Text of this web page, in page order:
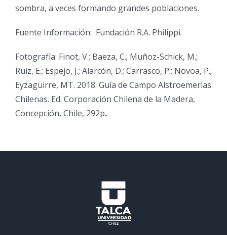
sombra, a veces formando grandes poblaciones.
Fuente Información: Fundación R.A. Philippi.
Fotografía: Finot, V.; Baeza, C.; Muñoz-Schick, M.;
Ruiz, E.; Espejo, J.; Alarcón, D.; Carrasco, P.; Novoa, P.;
Eyzaguirre, MT. 2018. Guía de Campo Alstroemerias
Chilenas. Ed. Corporación Chilena de la Madera,
Concepción, Chile, 292p.